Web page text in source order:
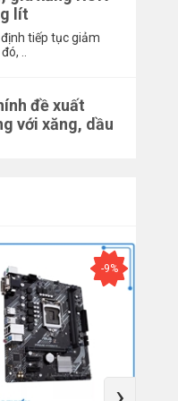
lít
tiếp tục giảm
..
đề xuất
với xăng, dầu
-9%